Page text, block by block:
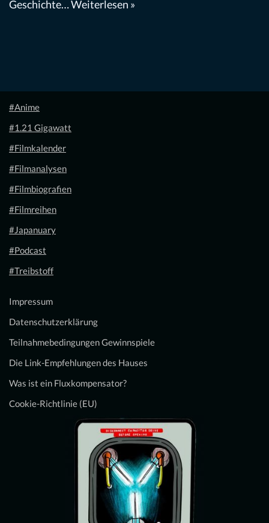
Geschichte…Weiterlesen »
#Anime
#1.21 Gigawatt
#Filmkalender
#Filmanalysen
#Filmbiografien
#Filmreihen
#Japanuary
#Podcast
#Treibstoff
Impressum
Datenschutzerklärung
Teilnahmebedingungen Gewinnspiele
Die Link-Empfehlungen des Hauses
Was ist ein Fluxkompensator?
Cookie-Richtlinie (EU)